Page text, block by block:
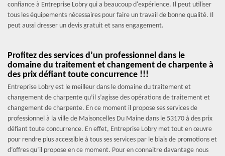
confiance à Entreprise Lobry qui a beaucoup d'expérience. Il peut utiliser
tous les équipements nécessaires pour faire un travail de bonne qualité. Il
peut aussi dresser un devis gratuit et sans engagement.
Profitez des services d’un professionnel dans le
domaine du traitement et changement de charpente à
des prix défiant toute concurrence !!!
Entreprise Lobry est le meilleur dans le domaine du traitement et
changement de charpente qu’il s’agisse des opérations de traitement et
changement de charpente. En ce moment il propose ses services de
professionnel à la ville de Maisoncelles Du Maine dans le 53170 à des prix
défiant toute concurrence. En effet, Entreprise Lobry met tout en œuvre
pour rendre plus accessible à tous ses services par le biais de promotions et
d’offres qu’il propose en ce moment. Pour en connaitre davantage nous